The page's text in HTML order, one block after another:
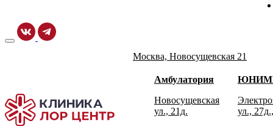
Москва, Новосущевская 21
Амбулатория
Новосущевская
ул., 21д.
ул.,